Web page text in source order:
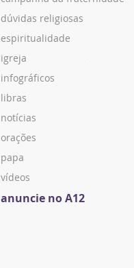
dúvidas religiosas
espiritualidade
igreja
infográficos
libras
notícias
orações
papa
vídeos
anuncie no A12